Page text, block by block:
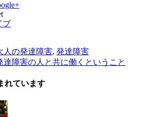
ブ
人の発達障害, 発達障害
達障害の人と共に働くということ
れています